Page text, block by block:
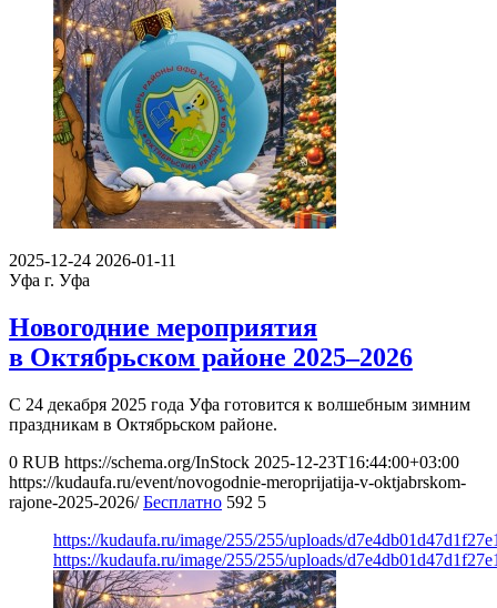
2025-12-24 2026-01-11
Уфа г. Уфа
Новогодние мероприятия
в Октябрьском районе 2025–2026
С 24 декабря 2025 года Уфа готовится к волшебным зимним
праздникам в Октябрьском районе.
0 RUB https://schema.org/InStock 2025-12-23T16:44:00+03:00
https://kudaufa.ru/event/novogodnie-meroprijatija-v-oktjabrskom-
rajone-2025-2026/ Бесплатно 592 5
https://kudaufa.ru/image/255/255/uploads/
https://kudaufa.ru/image/255/255/uploads/